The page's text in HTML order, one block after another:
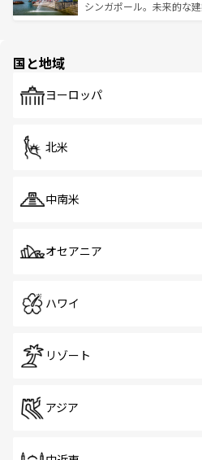
た文化、そして多様な観
うな絶景から文化的な体
シンガポール。未来的な
で、ホーカーズは地元の
国と地域
ヨーロッパ
北米
中南米
オセアニア
ハワイ
リゾート
アジア